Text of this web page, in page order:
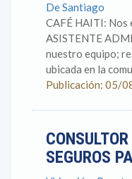
De Santiago
CAFÉ HAITI: Nos
ASISTENTE
nuestro equipo;
ubicada en la
Publicación: 05/
SEGUROS